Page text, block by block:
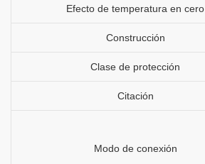
Efecto de temperatura en cero
Construcción
Clase de protección
Citación
Modo de conexión